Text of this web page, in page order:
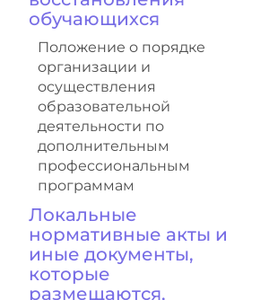
обучающихся
Положение о порядке
организации и
осуществления
образовательной
деятельности по
дополнительным
профессиональным
программам
Локальные
нормативные акты и
иные документы,
которые
размещаются,